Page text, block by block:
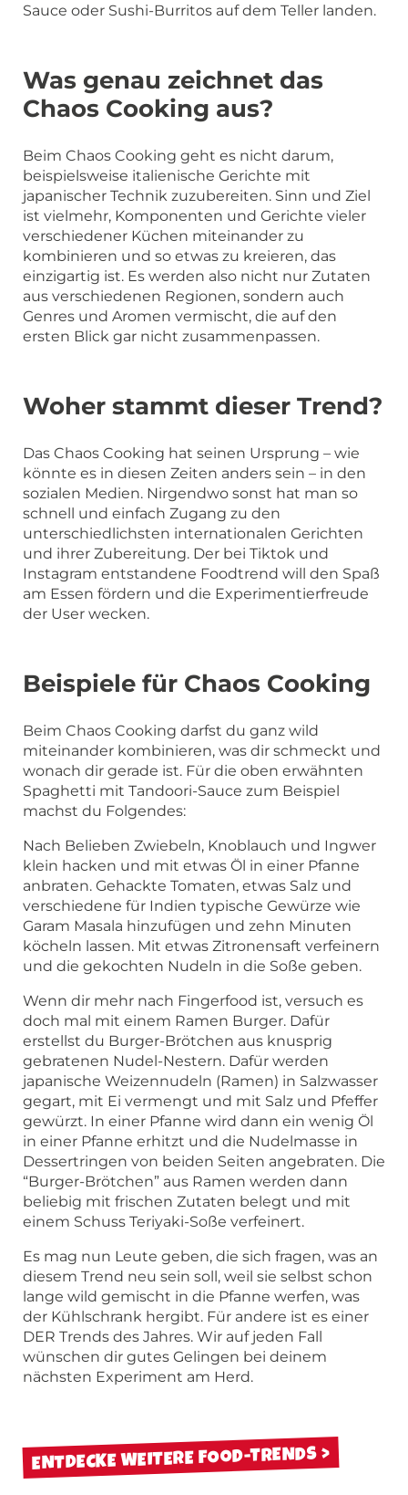
Sauce oder Sushi-Burritos auf dem Teller landen.
Was genau zeichnet das
Chaos Cooking aus?
Beim Chaos Cooking geht es nicht darum,
beispielsweise italienische Gerichte mit
japanischer Technik zuzubereiten. Sinn und Ziel
ist vielmehr, Komponenten und Gerichte vieler
verschiedener Küchen miteinander zu
kombinieren und so etwas zu kreieren, das
einzigartig ist. Es werden also nicht nur Zutaten
aus verschiedenen Regionen, sondern auch
Genres und Aromen vermischt, die auf den
ersten Blick gar nicht zusammenpassen.
Woher stammt dieser Trend?
Das Chaos Cooking hat seinen Ursprung – wie
könnte es in diesen Zeiten anders sein – in den
sozialen Medien. Nirgendwo sonst hat man so
schnell und einfach Zugang zu den
unterschiedlichsten internationalen Gerichten
und ihrer Zubereitung. Der bei Tiktok und
Instagram entstandene Foodtrend will den Spaß
am Essen fördern und die Experimentierfreude
der User wecken.
Beispiele für Chaos Cooking
Beim Chaos Cooking darfst du ganz wild
miteinander kombinieren, was dir schmeckt und
wonach dir gerade ist. Für die oben erwähnten
Spaghetti mit Tandoori-Sauce zum Beispiel
machst du Folgendes:
Nach Belieben Zwiebeln, Knoblauch und Ingwer
klein hacken und mit etwas Öl in einer Pfanne
anbraten. Gehackte Tomaten, etwas Salz und
verschiedene für Indien typische Gewürze wie
Garam Masala hinzufügen und zehn Minuten
köcheln lassen. Mit etwas Zitronensaft verfeinern
und die gekochten Nudeln in die Soße geben.
Wenn dir mehr nach Fingerfood ist, versuch es
doch mal mit einem Ramen Burger. Dafür
erstellst du Burger-Brötchen aus knusprig
gebratenen Nudel-Nestern. Dafür werden
japanische Weizennudeln (Ramen) in Salzwasser
gegart, mit Ei vermengt und mit Salz und Pfeffer
gewürzt. In einer Pfanne wird dann ein wenig Öl
in einer Pfanne erhitzt und die Nudelmasse in
Dessertringen von beiden Seiten angebraten. Die
“Burger-Brötchen” aus Ramen werden dann
beliebig mit frischen Zutaten belegt und mit
einem Schuss Teriyaki-Soße verfeinert.
Es mag nun Leute geben, die sich fragen, was an
diesem Trend neu sein soll, weil sie selbst schon
lange wild gemischt in die Pfanne werfen, was
der Kühlschrank hergibt. Für andere ist es einer
DER Trends des Jahres. Wir auf jeden Fall
wünschen dir gutes Gelingen bei deinem
nächsten Experiment am Herd.
ENTDECKE WEITERE FOOD-TRENDS